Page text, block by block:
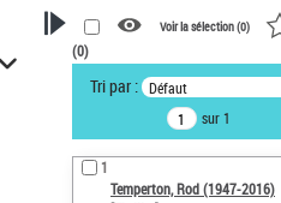
VOTRE RECHERCHE
Recherche avancée dans les
notices d’autorité
Œuvres liées à l'auteur :
Temperton, Rod (1947-2016)
Voir la sélection (0)
(0)
Tri par : Défaut
sur 1
1
Temperton, Rod (1947-2016)